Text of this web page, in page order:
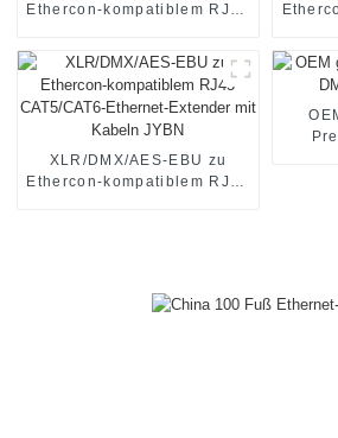
Ethercon-kompatiblem RJ45
Extender JYBN409
XLR/DMX/AES-EBU zu
Ethercon-kompatiblem RJ45